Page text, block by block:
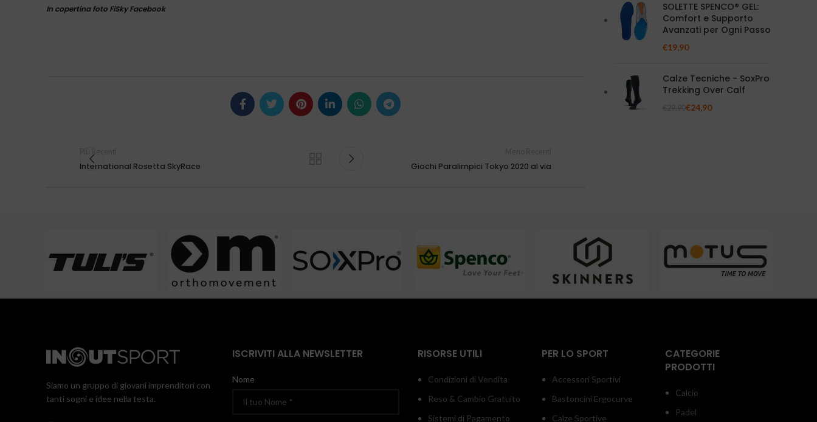
In copertina foto FiSky Facebook
Più Recenti
International Rosetta SkyRace Giochi Paralimpici Tokyo 2020 al via
SOLETTE SPENCO® GEL:
Comfort e Supporto
Avanzati per Ogni Passo
€19,90
Calze Tecniche - SoxPro
Trekking Over Calf
€24,90
Siamo un gruppo di giovani imprenditori con
tanti sogni e idee nella testa.
ISCRIVITI ALLA NEWSLETTER
Nome
RISORSE UTILI
Condizioni di Vendita
Reso & Cambio Gratuito
Sistemi di Pagamento
PER LO SPORT
Accessori Sportivi
Bastoncini Ergocurve
Calze Sportive
CATEGORIE
PRODOTTI
Calcio
Padel